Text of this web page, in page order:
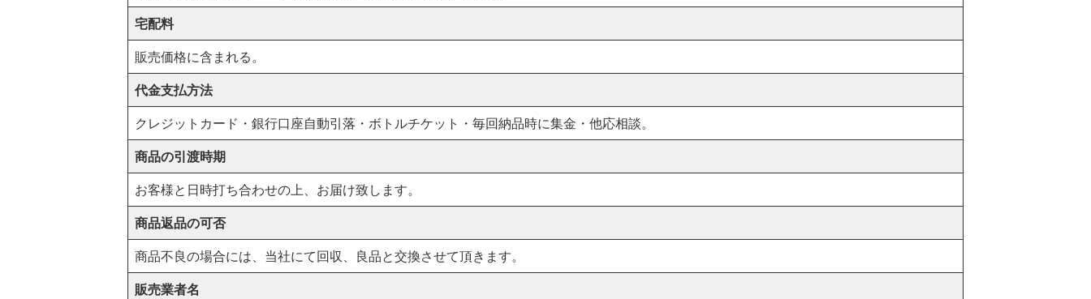
宅配料
販売価格に含まれる。
代金支払方法
クレジットカード・銀行口座自動引落・ボトルチケット・毎回納品時に集金・他応相談。
商品の引渡時期
お客様と日時打ち合わせの上、お届け致します。
商品返品の可否
商品不良の場合には、当社にて回収、良品と交換させて頂きます。
販売業者名